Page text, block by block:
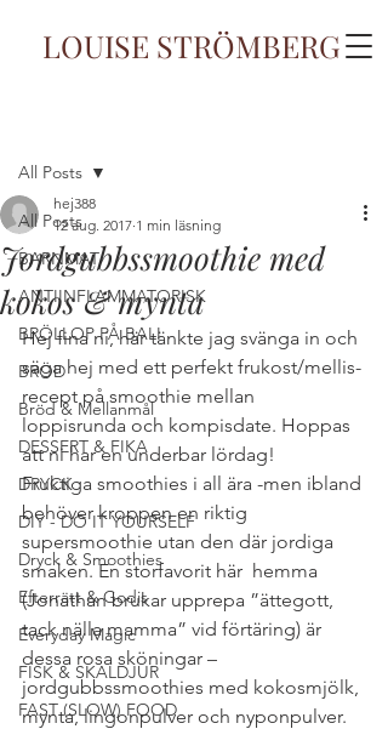
LOUISE STRÖMBERG
All Posts
BARNMAT
ANTIINFLAMMATORISK
BRÖLLOP PÅ BALI
BRÖD
Bröd & Mellanmål
DESSERT & FIKA
DRYCK
DIY - DO IT YOURSELF
Dryck & Smoothies
Efterrätt & Godis
Everyday Magic
FISK & SKALDJUR
FAST (SLOW) FOOD
All Posts
Jordgubbssmoothie med
kokos & mynta
hej388
12 aug. 2017 1 min läsning
Hej fina ni, här tänkte jag svänga in och
säga hej med ett perfekt frukost/mellis-
recept på smoothie mellan
loppisrunda och kompisdate. Hoppas
att ni har en underbar lördag!
Fruktiga smoothies i all ära -men ibland
behöver kroppen en riktig
supersmoothie utan den där jordiga
smaken. En storfavorit här  hemma
(Jonathan brukar upprepa ”ättegott,
tack nälla mamma” vid förtäring) är
dessa rosa sköningar –
jordgubbssmoothies med kokosmjölk,
mynta, lingonpulver och nyponpulver.